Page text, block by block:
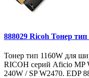
888029 Ricoh Тонер тип
Тонер тип 1160W для
RICOH серий Aficio MP
240W / SP W2470. EDP